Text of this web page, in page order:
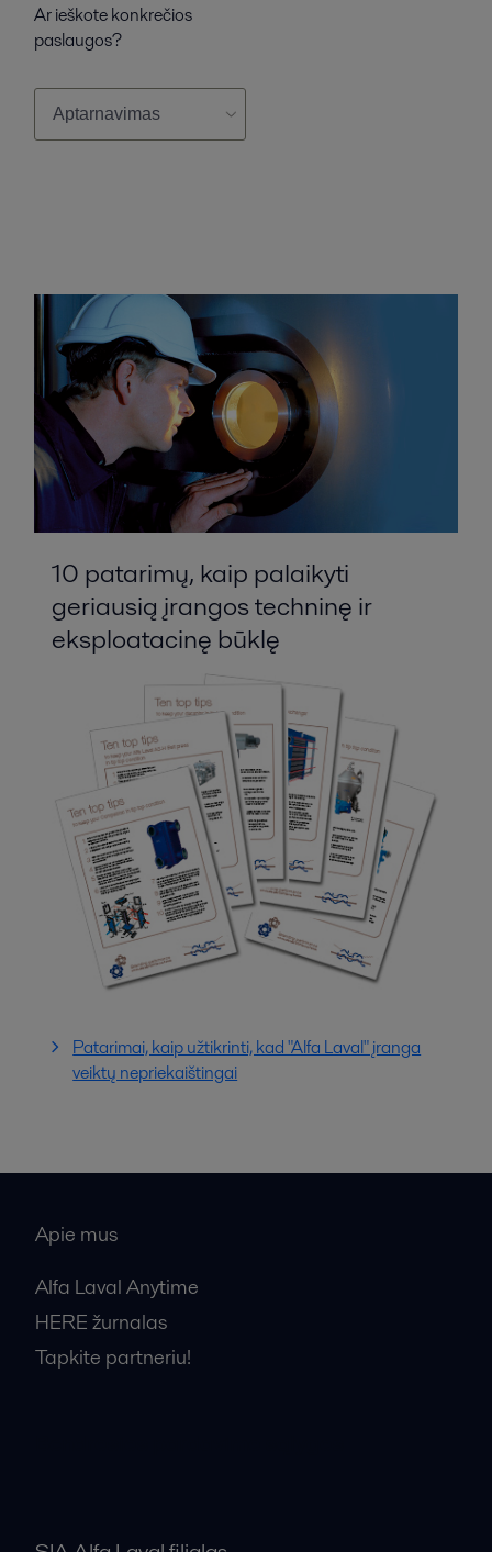
Ar ieškote konkrečios
paslaugos?
10 patarimų, kaip palaikyti
geriausią įrangos techninę ir
eksploatacinę būklę
Patarimai, kaip užtikrinti, kad "Alfa Laval" įranga
veiktų nepriekaištingai
Apie mus
Alfa Laval Anytime
HERE žurnalas
Tapkite partneriu!